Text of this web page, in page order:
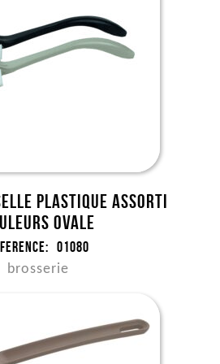
plastique assorti
ovale
01080
brosserie